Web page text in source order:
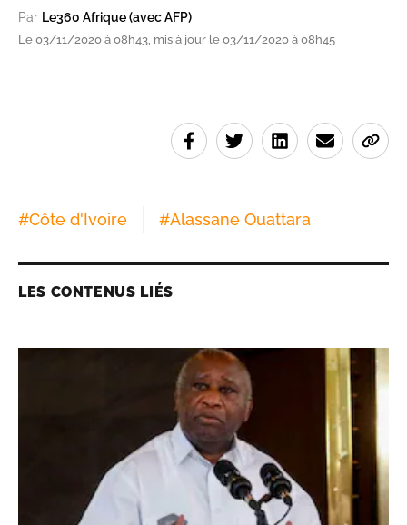
Par Le360 Afrique (avec AFP)
Le 03/11/2020 à 08h43, mis à jour le 03/11/2020 à 08h45
#Côte d'Ivoire #Alassane Ouattara
LES CONTENUS LIÉS